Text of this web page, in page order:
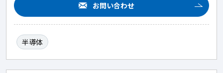
お問い合わせ
半導体